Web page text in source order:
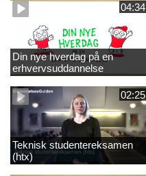
04:34
Din nye hverdag på en
erhvervsuddannelse
02:25
Teknisk studentereksamen
(htx)